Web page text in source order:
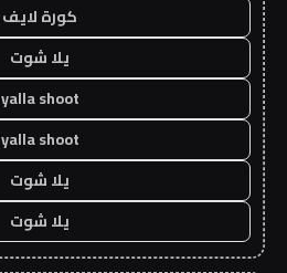
كورة لايف
يلا شوت
yalla shoot
yalla shoot
يلا شوت
يلا شوت